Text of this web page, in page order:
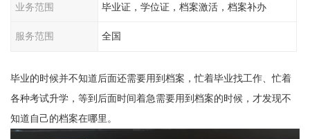
业务范围 毕业证，学位证，档案激活，档案补办
服务范围 全国
毕业的时候并不知道后面还需要用到档案，忙着毕业找工作、忙着
各种考试升学，等到后面时间着急需要用到档案的时候，才发现不
知道自己的档案在哪里。